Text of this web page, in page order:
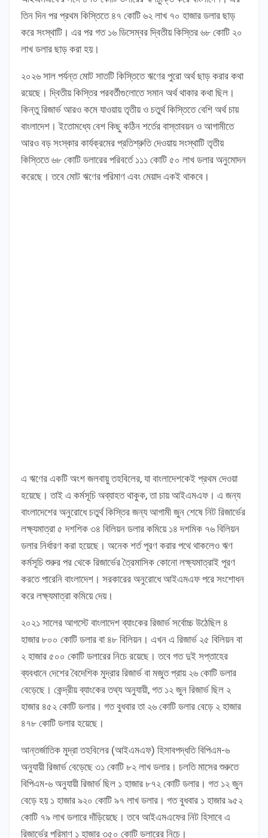
তিন দিন পর প্রথম কিস্তিতে ৪৭ কোটি ৬২ লাখ ৭০ হাজার ডলার ছাড়
করে সংস্থাটি। এর পর গত ১৬ ডিসেম্বর দ্বিতীয় কিস্তির ৬৮ কোটি ২০
লাখ ডলার ছাড় করা হয়।
২০২৬ সাল পর্যন্ত মোট সাতটি কিস্তিতে ঋণের পুরো অর্থ ছাড় করার কথা
রয়েছে। দ্বিতীয় কিস্তির পরবর্তীগুলোতে সমান অর্থ থাকার কথা ছিল।
কিন্তু রিজার্ভ আরও কমে যাওয়ায় তৃতীয় ও চতুর্থ কিস্তিতে বেশি অর্থ চায়
বাংলাদেশ। ইতোমধ্যে বেশ কিছু কঠিন শর্তের বাস্তাবয়ন ও আগামীতে
আরও বড় সংস্কার কার্যক্রমের প্রতিশ্রুতি দেওয়ায় সংস্থাটি তৃতীয়
কিস্তিতে ৬৮ কোটি ডলারের পরিবর্তে ১১১ কোটি ৫০ লাখ ডলার অনুমোদন
করেছে। তবে মোট ঋণের পরিমাণ এবং মেয়াদ একই থাকবে।
এ ঋণের একটি অংশ জলবায়ু তহবিলের, যা বাংলাদেশকেই প্রথম দেওয়া
হয়েছে। তাই এ কর্মসূচি অব্যাহত থাকুক, তা চায় আইএমএফ। এ জন্য
বাংলাদেশের অনুরোধে চতুর্থ কিস্তির জন্য আগামী জুন শেষে নিট রিজার্ভের
লক্ষ্যমাত্রা ৫ দশশিক ৩৪ বিলিয়ন ডলার কমিয়ে ১৪ দশমিক ৭৬ বিলিয়ন
ডলার নির্ধারণ করা হয়েছে। অনেক শর্ত পূরণ করার পথে থাকলেও ঋণ
কর্মসূচি শুরুর পর থেকে রিজার্ভের ত্রৈমাসিক কোনো লক্ষ্যমাত্রাই পূরণ
করতে পারেনি বাংলাদেশ। সরকারের অনুরোধে আইএমএফ পরে সংশোধন
করে লক্ষ্যমাত্রা কমিয়ে দেয়।
২০২১ সালের আগস্টে বাংলাদেশ ব্যাংকের রিজার্ভ সর্বোচ্চ উঠেছিল ৪
হাজার ৮০০ কোটি ডলার বা ৪৮ বিলিয়ন। এখন এ রিজার্ভ ২৫ বিলিয়ন বা
২ হাজার ৫০০ কোটি ডলারের নিচে রয়েছে। তবে গত দুই সপ্তাহের
ব্যবধানে দেশের বৈদেশিক মুদ্রার রিজার্ভ বা মজুত প্রায় ২৬ কোটি ডলার
বেড়েছে। কেন্দ্রীয় ব্যাংকের তথ্য অনুযায়ী, গত ১২ জুন রিজার্ভ ছিল ২
হাজার ৪৫২ কোটি ডলার। গত বুধবার তা ২৬ কোটি ডলার বেড়ে ২ হাজার
৪৭৮ কোটি ডলার হয়েছে।
আন্তর্জাতিক মুদ্রা তহবিলের (আইএমএফ) হিসাবপদ্ধতি বিপিএম-৬
অনুযায়ী রিজার্ভ বেড়েছে ৩১ কোটি ৮২ লাখ ডলার। চলতি মাসের শুরুতে
বিপিএম-৬ অনুযায়ী রিজার্ভ ছিল ১ হাজার ৮৭২ কোটি ডলার। গত ১২ জুন
বেড়ে হয় ১ হাজার ৯২০ কোটি ৯৭ লাখ ডলার। গত বুধবার ১ হাজার ৯৫২
কোটি ৭৯ লাখ ডলারে দাঁড়িয়েছে। তবে আইএমএফের নিট হিসাবে এ
রিজার্ভের পরিমাণ ১ হাজার ৩৫০ কোটি ডলারের নিচে।